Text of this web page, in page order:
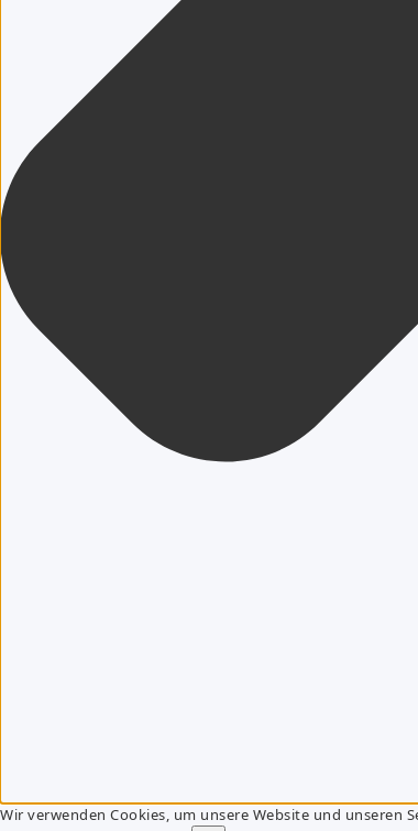
Wir verwenden Cookies, um unsere Website und unseren